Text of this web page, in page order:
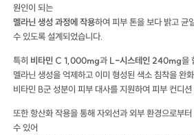
원인이 되는
멜라닌 생성 과정에 작용하여 피부 톤을 보다 밝고 균
수 있도록 설계되었습니다.
특히 비타민 C 1,000mg과 L-시스테인 240mg을
멜라닌 생성을 억제하고 이미 형성된 색소 침착을 완
비타민 B군 성분이 피부 대사를 지원하여 피부 컨디
또한 항산화 작용을 통해 자외선과 외부 환경으로부
수 있어